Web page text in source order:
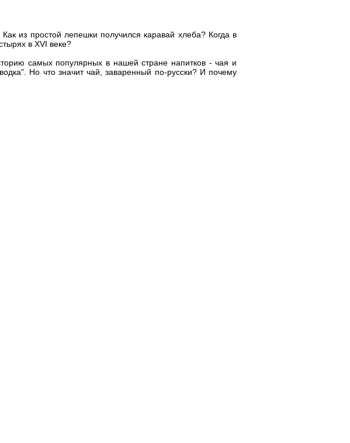
из простой лепешки получился каравай хлеба? Когда в
в XVI веке?
самых популярных в нашей стране напитков - чая и
Но что значит чай, заваренный по-русски? И почему